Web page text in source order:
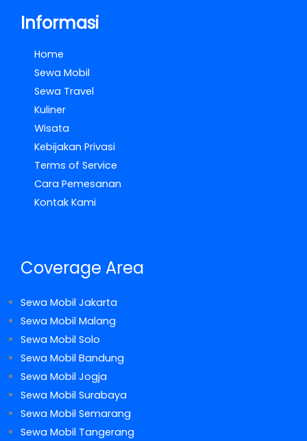
Informasi
Home
Sewa Mobil
Sewa Travel
Kuliner
Wisata
Kebijakan Privasi
Terms of Service
Cara Pemesanan
Kontak Kami
Coverage Area
Sewa Mobil Jakarta
Sewa Mobil Malang
Sewa Mobil Solo
Sewa Mobil Bandung
Sewa Mobil Jogja
Sewa Mobil Surabaya
Sewa Mobil Semarang
Sewa Mobil Tangerang